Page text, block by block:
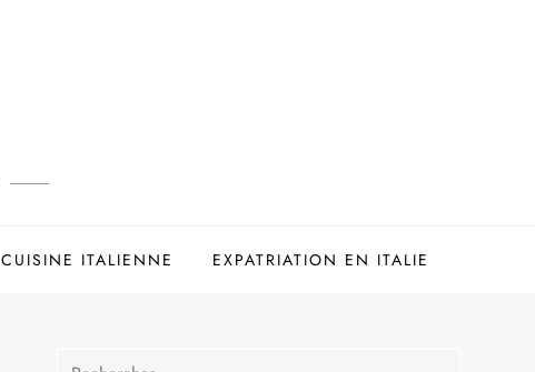
CUISINE ITALIENNE EXPATRIATION EN ITALIE
Rechercher :